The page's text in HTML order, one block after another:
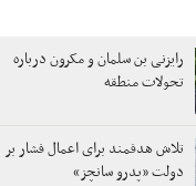
رایزنی بن سلمان و مکرون درباره
تحولات منطقه
تلاش هدفمند برای اعمال فشار بر
دولت «پدرو سانچز»